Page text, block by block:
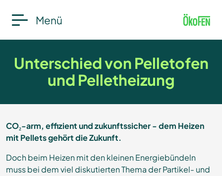
Menü
Unterschied von Pelletofen
und Pelletheizung
CO₂-arm, effizient und zukunftssicher - dem Heizen
mit Pellets gehört die Zukunft.
Doch beim Heizen mit den kleinen Energiebündeln
muss bei dem viel diskutierten Thema der Partikel- und